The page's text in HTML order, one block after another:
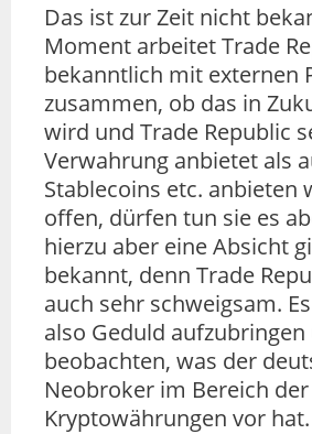
Das ist zur Zeit nicht
Moment arbeitet Trade
bekanntlich mit externen
zusammen, ob das in
wird und Trade Republic
Verwahrung anbietet als
Stablecoins etc. anbieten
offen, dürfen tun sie es
hierzu aber eine Absicht
bekannt, denn Trade
auch sehr schweigsam.
also Geduld aufzubringen
beobachten, was der
Neobroker im Bereich der
Kryptowährungen vor hat.